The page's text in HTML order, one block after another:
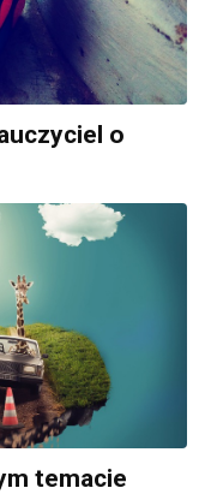
o
temacie